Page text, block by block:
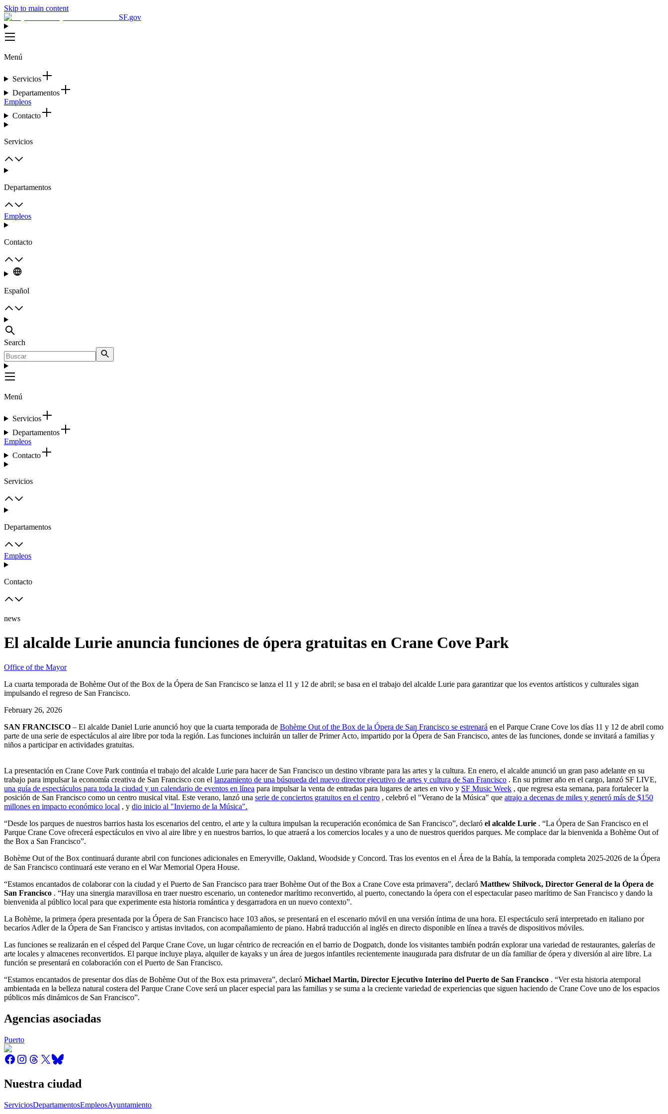
Skip to main content
SF.gov
Menú
Servicios
Departamentos
Empleos
Contacto
Servicios
Departamentos
Empleos
Contacto
Español
Search
Menú
Servicios
Departamentos
Empleos
Contacto
Servicios
Departamentos
Empleos
Contacto
news
El alcalde Lurie anuncia funciones de ópera gratuitas en Crane Cove Park
Office of the Mayor
La cuarta temporada de Bohème Out of the Box de la Ópera de San Francisco se lanza el 11 y 12 de abril; se basa en el trabajo del alcalde Lurie para garantizar que los eventos artísticos y culturales sigan
impulsando el regreso de San Francisco.
February 26, 2026
SAN FRANCISCO – El alcalde Daniel Lurie anunció hoy que la cuarta temporada de Bohème Out of the Box de la Ópera de San Francisco se estrenará en el Parque Crane Cove los días 11 y 12 de abril como
parte de una serie de espectáculos al aire libre por toda la región. Las funciones incluirán un taller de Primer Acto, impartido por la Ópera de San Francisco, antes de las funciones, donde se invitará a familias y
niños a participar en actividades gratuitas.
La presentación en Crane Cove Park continúa el trabajo del alcalde Lurie para hacer de San Francisco un destino vibrante para las artes y la cultura. En enero, el alcalde anunció un gran paso adelante en su
trabajo para impulsar la economía creativa de San Francisco con el lanzamiento de una búsqueda del nuevo director ejecutivo de artes y cultura de San Francisco . En su primer año en el cargo, lanzó SF LIVE,
una guía de espectáculos para toda la ciudad y un calendario de eventos en línea para impulsar la venta de entradas para lugares de artes en vivo y SF Music Week , que regresa esta semana, para fortalecer la
posición de San Francisco como un centro musical vital. Este verano, lanzó una serie de conciertos gratuitos en el centro , celebró el "Verano de la Música" que atrajo a decenas de miles y generó más de $150
millones en impacto económico local , y dio inicio al "Invierno de la Música".
“Desde los parques de nuestros barrios hasta los escenarios del centro, el arte y la cultura impulsan la recuperación económica de San Francisco”, declaró el alcalde Lurie . “La Ópera de San Francisco en el
Parque Crane Cove ofrecerá espectáculos en vivo al aire libre y en nuestros barrios, lo que atraerá a los comercios locales y a uno de nuestros queridos parques. Me complace dar la bienvenida a Bohème Out of
the Box a San Francisco”.
Bohème Out of the Box continuará durante abril con funciones adicionales en Emeryville, Oakland, Woodside y Concord. Tras los eventos en el Área de la Bahía, la temporada completa 2025-2026 de la Ópera
de San Francisco continuará este verano en el War Memorial Opera House.
“Estamos encantados de colaborar con la ciudad y el Puerto de San Francisco para traer Bohème Out of the Box a Crane Cove esta primavera”, declaró Matthew Shilvock, Director General de la Ópera de
San Francisco . “Hay una sinergia maravillosa en traer nuestro escenario, un contenedor marítimo reconvertido, al puerto, conectando la ópera con el espectacular paseo marítimo de San Francisco y dando la
bienvenida al público local para que experimente esta historia romántica y desgarradora en un nuevo contexto”.
La Bohème, la primera ópera presentada por la Ópera de San Francisco hace 103 años, se presentará en el escenario móvil en una versión íntima de una hora. El espectáculo será interpretado en italiano por
becarios Adler de la Ópera de San Francisco y artistas invitados, con acompañamiento de piano. Habrá traducción al inglés en directo disponible en línea a través de dispositivos móviles.
Las funciones se realizarán en el césped del Parque Crane Cove, un lugar céntrico de recreación en el barrio de Dogpatch, donde los visitantes también podrán explorar una variedad de restaurantes, galerías de
arte locales y almacenes reconvertidos. El parque incluye playa, alquiler de kayaks y un área de juegos infantiles recientemente inaugurada para disfrutar de un día familiar de ópera y diversión al aire libre. La
función se presentará en colaboración con el Puerto de San Francisco.
“Estamos encantados de presentar dos días de Bohème Out of the Box esta primavera”, declaró Michael Martin, Director Ejecutivo Interino del Puerto de San Francisco . “Ver esta historia atemporal
ambientada en la belleza natural costera del Parque Crane Cove será un placer especial para las familias y se suma a la creciente variedad de experiencias que siguen haciendo de Crane Cove uno de los espacios
públicos más dinámicos de San Francisco”.
Agencias asociadas
Puerto
Nuestra ciudad
ServiciosDepartamentosEmpleosAyuntamiento